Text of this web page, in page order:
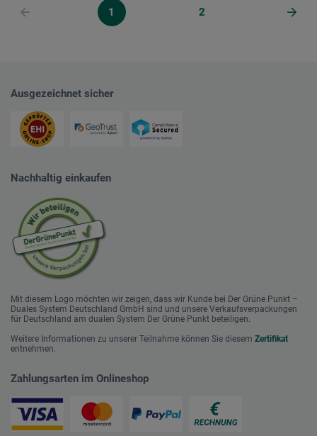
1 2
Ausgezeichnet sicher
Nachhaltig einkaufen
Mit diesem Logo möchten wir zeigen, dass wir Kunde bei Der Grüne Punkt –
Duales System Deutschland GmbH sind und unsere Verkaufsverpackungen
für Deutschland am dualen System Der Grüne Punkt beteiligen.
Weitere Informationen zu unserer Teilnahme können Sie diesem Zertifikat
entnehmen.
Zahlungsarten im Onlineshop